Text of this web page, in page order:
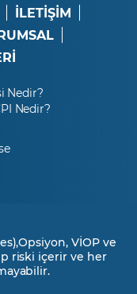
İLETİŞİM
Nedir?
Nedir?
VİOP ve
riski içerir ve her